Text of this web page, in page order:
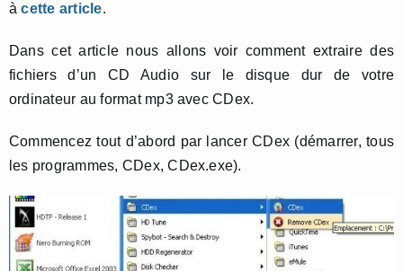
àcette article.
Dans cet article nous allons voir comment extraire des
fichiers d’un CD Audio sur le disque dur de votre
ordinateur au format mp3 avec CDex.
Commencez tout d’abord par lancer CDex (démarrer, tous
les programmes, CDex, CDex.exe).